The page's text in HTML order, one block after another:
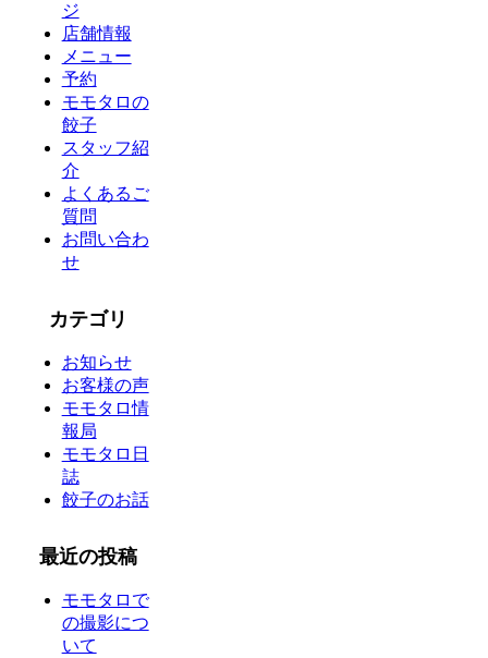
ジ
店舗情報
メニュー
予約
モモタロの
餃子
スタッフ紹
介
よくあるご
質問
お問い合わ
せ
カテゴリ
お知らせ
お客様の声
モモタロ情
報局
モモタロ日
誌
餃子のお話
最近の投稿
モモタロで
の撮影につ
いて